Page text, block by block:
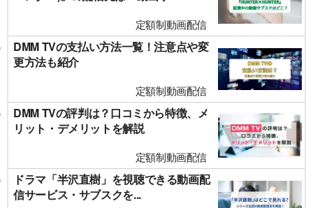
定額制動画配信
DMM TVの支払い方法一覧！注意点や変
更方法も紹介
定額制動画配信
DMM TVの評判は？口コミから特徴、メ
リット・デメリットを解説
定額制動画配信
ドラマ「半沢直樹」を視聴できる動画配
信サービス・サブスクを...